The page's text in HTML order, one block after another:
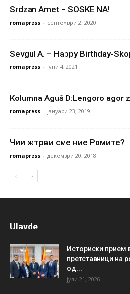
Srdzan Amet – SOSKE NA!
romapress - септември 2, 2020
Sevgul A. – Happy Birthday-
romapress - јуни 4, 2021
Kolumna Aguš D:Lengoro agor
romapress - јануари 23, 2019
Чии жтрви сме ние Ромите?
romapress - декември 20, 2018
Ulavde
Историски прием
претставници на
од...
јули 21, 2026